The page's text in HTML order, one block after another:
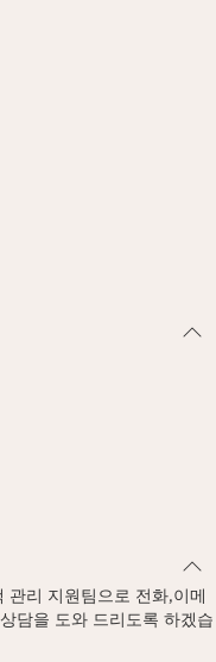
리 지원팀으로 전화,이메
담을 도와 드리도록 하겠습